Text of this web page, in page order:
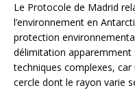
Le Protocole de Madrid
l’environnement en
protection
délimitation apparemment
techniques complexes,
cercle dont le rayon varie